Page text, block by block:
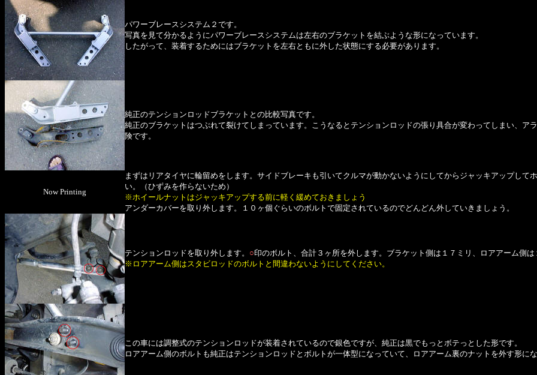
パワーブレースシステム２です。
写真を見て分かるようにパワーブレースシステムは左右のブラケットを結ぶような形になっています。
したがって、装着するためにはブラケットを左右ともに外した状態にする必要があります。
純正のテンションロッドブラケットとの比較写真です。
純正のブラケットはつぶれて裂けてしまっています。こうなるとテンションロッドの張り具合が変わってしまい、
険です。
Now Printing
まずはリアタイヤに輪留めをします。サイドブレーキも引いてクルマが動かないようにしてからジャッキアップし
い。（ひずみを作らないため）
※ホイールナットはジャッキアップする前に軽く緩めておきましょう
アンダーカバーを取り外します。１０ヶ個ぐらいのボルトで固定されているのでどんどん外していきましょう。
テンションロッドを取り外します。 ○印のボルト、合計３ヶ所を外します。ブラケット側は１７ミリ、ロアアーム側は
※ロアアーム側はスタビロッドのボルトと間違わないようにしてください。
この車には調整式のテンションロッドが装着されているので銀色ですが、純正は黒でもっとボテっとした形です。
ロアアーム側のボルトも純正はテンションロッドとボルトが一体型になっていて、ロアアーム裏のナットを外す形にな